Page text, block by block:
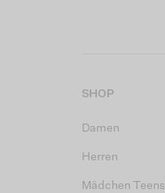
SHOP
Damen
Herren
Mädchen Teens